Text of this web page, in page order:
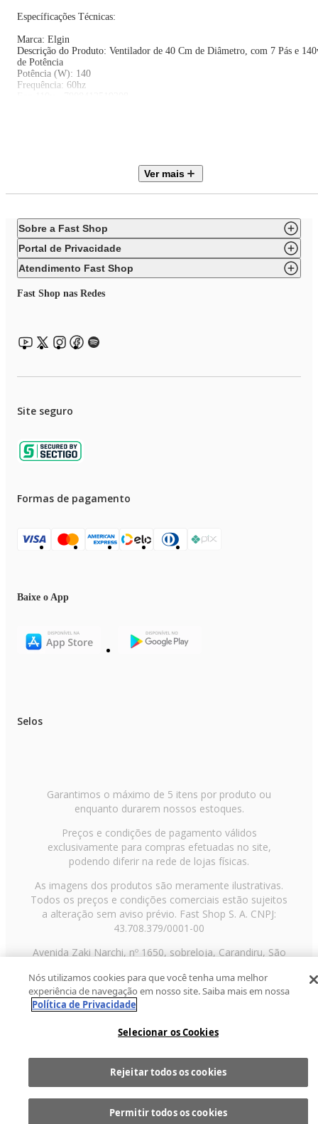
Comprar
Específicações Técnicas:
Marca: Elgin
Descrição do Produto: Ventilador de 40 Cm de Diâmetro, com 7 Pás e
de Potência
Potência (W): 140
Frequência: 60hz
Peso: 3,45
Dimensões e Peso Embalado
Altura: 580
Largura: 140
Profundidade: 555
Peso: 4,25
Ver mais
Sobre a Fast Shop
Portal de Privacidade
Atendimento Fast Shop
Fast Shop nas Redes
Site seguro
Formas de pagamento
Baixe o App
Selos
Garantimos o máximo de 5 itens por produto ou
enquanto durarem nossos estoques.
Preços e condições de pagamento válidos
exclusivamente para compras efetuadas no site,
podendo diferir na rede de lojas físicas.
As imagens dos produtos são meramente ilustrativas.
Todos os preços e condições comerciais estão sujeitos
a alteração sem aviso prévio. Fast Shop S. A. CNPJ:
43.708.379/0001-00
Avenida Zaki Narchi, nº 1650, sobreloja, Carandiru, São
2013 Fast Shop - Todos os direitos reservadosRF
Nós utilizamos cookies para que você tenha uma melhor
experiência de navegação em nosso site. Saiba mais em nossa
Política de Privacidade
Selecionar os Cookies
Rejeitar todos os cookies
Permitir todos os cookies